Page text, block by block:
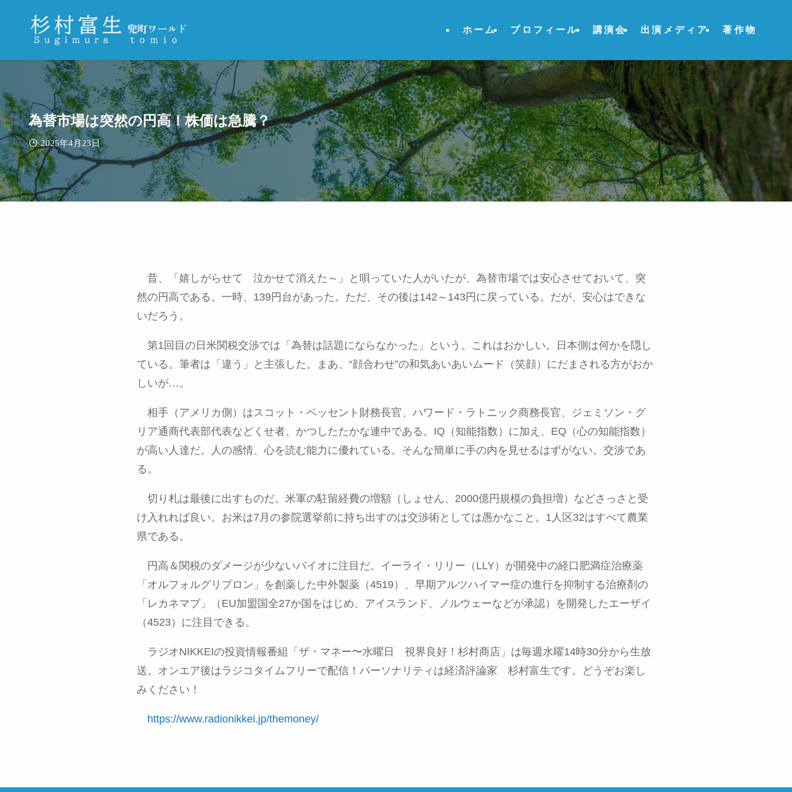
ホーム プロフィール 講演会 出演メディア 著作物
為替市場は突然の円高！株価は急騰？
2025年4月23日
昔、「嬉しがらせて 泣かせて消えた～」と唄っていた人がいたが、為替市場では安心させておいて、突
然の円高である。一時、 139 円台があった。ただ、その後は142 ～ 143円に戻っている。だが、安心はできな
いだろう。
第1 回目の日米関税交渉では「為替は話題にならなかった」という。これはおかしい。日本側は何かを隠し
ている。筆者は「違う」と主張した。まあ、“顔合わせ”の和気あいあいムード（笑顔）にだまされる方がおか
しいが…。
相手（アメリカ側）はスコット・ベッセント財務長官、ハワード・ラトニック商務長官、ジェミソン・グ
リア通商代表部代表などくせ者、かつしたたかな連中である。 IQ （知能指数）に加え、 EQ （心の知能指数）
が高い人達だ。人の感情、心を読む能力に優れている。そんな簡単に手の内を見せるはずがない。交渉であ
る。
切り札は最後に出すものだ。米軍の駐留経費の増額（しょせん、 2000億円規模の負担増）などさっさと受
け入れれば良い。お米は7 月の参院選挙前に持ち出すのは交渉術としては愚かなこと。 1 人区 32はすべて農業
県である。
円高＆関税のダメージが少ないバイオに注目だ。イーライ・リリー（ LLY）が開発中の経口肥満症治療薬
「オルフォルグリプロン」を創薬した中外製薬（4519 ）、早期アルツハイマー症の進行を抑制する治療剤の
「レカネマブ」（ EU加盟国全27か国をはじめ、アイスランド、ノルウェーなどが承認）を開発したエーザイ
（4523）に注目できる。
ラジオNIKKEIの投資情報番組「ザ・マネー〜水曜日 視界良好！杉村商店」は毎週水曜14時30分から生放
送。オンエア後はラジコタイムフリーで配信！パーソナリティは経済評論家 杉村富生です。どうぞお楽し
みください！
https://www.radionikkei.jp/themoney/